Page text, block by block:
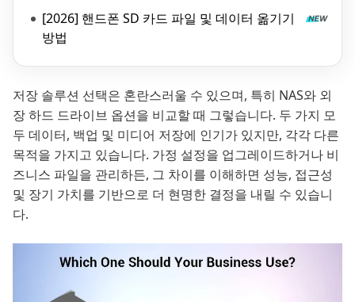
[2026] 핸드폰 SD 카드 파일 및 데이터 옮기기
방법
저장 솔루션 선택은 혼란스러울 수 있으며, 특히 NAS와 외
장 하드 드라이브 옵션을 비교할 때 그렇습니다. 두 가지 모
두 데이터, 백업 및 미디어 저장에 인기가 있지만, 각각 다른
목적을 가지고 있습니다. 가정 설정을 업그레이드하거나 비
즈니스 파일을 관리하든, 그 차이를 이해하면 성능, 접근성
및 장기 가치를 기반으로 더 현명한 결정을 내릴 수 있습니
다.